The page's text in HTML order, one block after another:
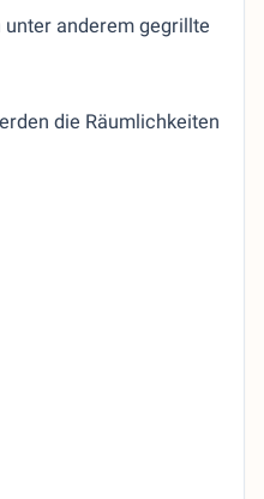
anderem gegrillte
die Räumlichkeiten